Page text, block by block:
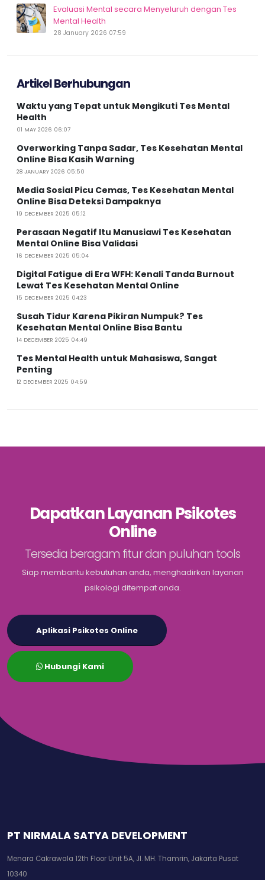
Evaluasi Mental secara Menyeluruh dengan Tes
Mental Health
28 January 2026 07:59
Artikel Berhubungan
Waktu yang Tepat untuk Mengikuti Tes Mental
Health
01 MAY 2026 06:07
Overworking Tanpa Sadar, Tes Kesehatan Mental
Online Bisa Kasih Warning
28 JANUARY 2026 05:50
Media Sosial Picu Cemas, Tes Kesehatan Mental
Online Bisa Deteksi Dampaknya
19 DECEMBER 2025 05:12
Perasaan Negatif Itu Manusiawi Tes Kesehatan
Mental Online Bisa Validasi
16 DECEMBER 2025 05:04
Digital Fatigue di Era WFH: Kenali Tanda Burnout
Lewat Tes Kesehatan Mental Online
15 DECEMBER 2025 04:23
Susah Tidur Karena Pikiran Numpuk? Tes
Kesehatan Mental Online Bisa Bantu
14 DECEMBER 2025 04:49
Tes Mental Health untuk Mahasiswa, Sangat
Penting
12 DECEMBER 2025 04:59
Dapatkan Layanan Psikotes
Online
Tersedia beragam fitur dan puluhan tools
Siap membantu kebutuhan anda, menghadirkan layanan
psikologi ditempat anda.
Aplikasi Psikotes Online
Hubungi Kami
PT NIRMALA SATYA DEVELOPMENT
Menara Cakrawala 12th Floor Unit 5A, Jl. MH. Thamrin, Jakarta Pusat
10340